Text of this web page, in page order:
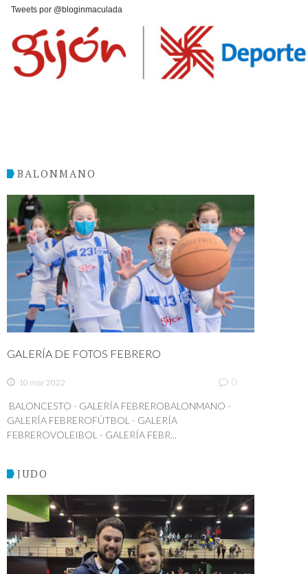
Tweets por @bloginmaculada
BALONMANO
GALERÍA DE FOTOS FEBRERO
10 mar 2022 0
BALONCESTO - GALERÍA FEBREROBALONMANO -
GALERÍA FEBREROFÚTBOL - GALERÍA
FEBREROVOLEIBOL - GALERÍA FEBR...
JUDO